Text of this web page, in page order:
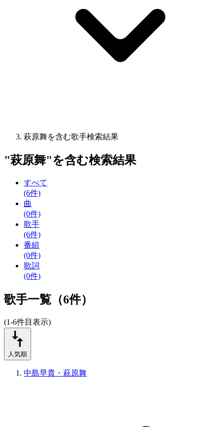
萩原舞を含む歌手検索結果
"萩原舞"を含む検索結果
すべて
(6件)
曲
(0件)
歌手
(6件)
番組
(0件)
歌詞
(0件)
歌手一覧（6件）
(1-6件目表示)
人気順
中島早貴・萩原舞